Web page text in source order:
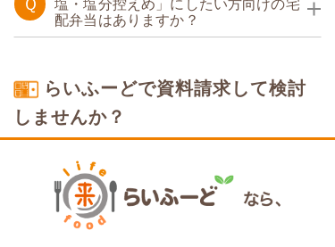
Ｑ
塩・塩分控えめ」にしたい方向けの宅
配弁当はありますか？
らいふーどで資料請求して検討
しませんか？